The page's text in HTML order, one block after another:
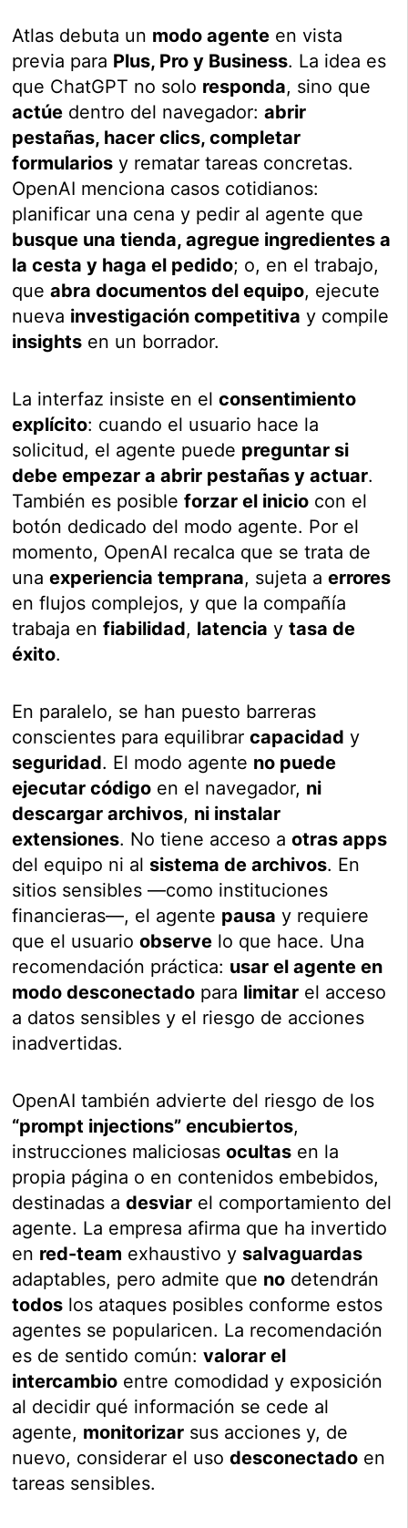
Atlas debuta un modo agente en vista
previa para Plus, Pro y Business. La idea es
que ChatGPT no solo responda, sino que
actúe dentro del navegador:abrir
pestañas, hacer clics, completar
formularios y rematar tareas concretas.
OpenAI menciona casos cotidianos:
planificar una cena y pedir al agente que
busque una tienda, agregue ingredientes a
la cesta y haga el pedido; o, en el trabajo,
queabra documentos del equipo, ejecute
nueva investigación competitiva y compile
insights en un borrador.
La interfaz insiste en elconsentimiento
explícito: cuando el usuario hace la
solicitud, el agente puede preguntar si
debe empezar a abrir pestañas y actuar.
También es posibleforzar el inicio con el
botón dedicado del modo agente. Por el
momento, OpenAI recalca que se trata de
unaexperiencia temprana, sujeta aerrores
en flujos complejos, y que la compañía
trabaja enfiabilidad, latencia ytasa de
éxito.
En paralelo, se han puesto barreras
conscientes para equilibrarcapacidad y
seguridad. El modo agente no puede
ejecutar código en el navegador, ni
descargar archivos, ni instalar
extensiones. No tiene acceso aotras apps
del equipo ni al sistema de archivos. En
sitios sensibles —como instituciones
financieras—, el agente pausa y requiere
que el usuarioobserve lo que hace. Una
recomendación práctica: usar el agente en
modo desconectado para limitar el acceso
a datos sensibles y el riesgo de acciones
inadvertidas.
OpenAI también advierte del riesgo de los
“prompt injections” encubiertos,
instrucciones maliciosasocultas en la
propia página o en contenidos embebidos,
destinadas adesviar el comportamiento del
agente. La empresa afirma que ha invertido
en red-team exhaustivo y salvaguardas
adaptables, pero admite que no detendrán
todos los ataques posibles conforme estos
agentes se popularicen. La recomendación
es de sentido común:valorar el
intercambio entre comodidad y exposición
al decidir qué información se cede al
agente, monitorizar sus acciones y, de
nuevo, considerar el usodesconectado en
tareas sensibles.